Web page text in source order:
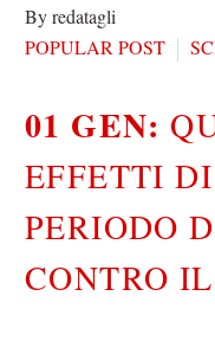
By redatagli
POPULAR POST
01 GEN:
EFFETTI
PERIODO
CONTRO